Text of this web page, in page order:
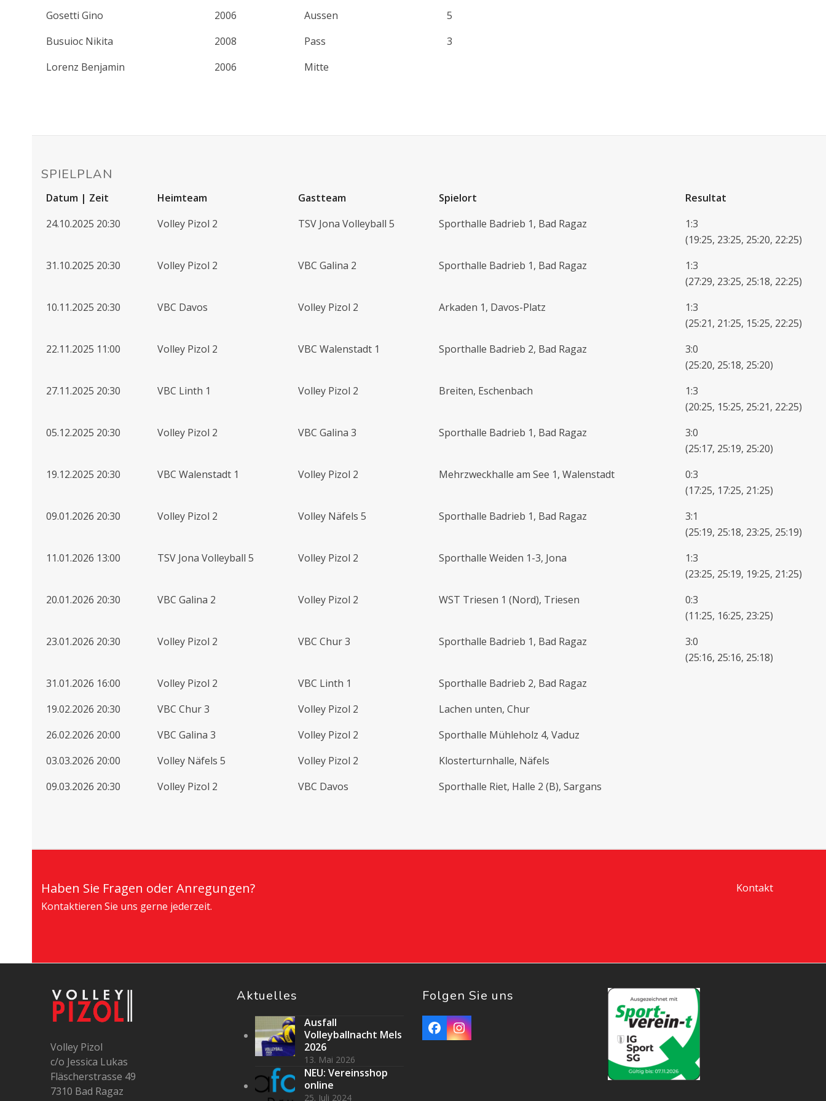
Gosetti Gino
2006 Aussen
5
Busuioc Nikita
2008 Pass
3
Lorenz Benjamin
2006 Mitte
SPIELPLAN
Datum | Zeit Heimteam Gastteam Spielort
Resultat
24.10.2025 20:30
Volley Pizol 2 TSV Jona Volleyball 5 Sporthalle Badrieb 1, Bad Ragaz
1:3
(19:25, 23:25, 25:20, 22:25)
31.10.2025 20:30
Volley Pizol 2 VBC Galina 2 Sporthalle Badrieb 1, Bad Ragaz
1:3
(27:29, 23:25, 25:18, 22:25)
10.11.2025 20:30
VBC Davos Volley Pizol 2 Arkaden 1, Davos-Platz
1:3
(25:21, 21:25, 15:25, 22:25)
22.11.2025 11:00
Volley Pizol 2 VBC Walenstadt 1 Sporthalle Badrieb 2, Bad Ragaz
3:0
(25:20, 25:18, 25:20)
27.11.2025 20:30
VBC Linth 1 Volley Pizol 2 Breiten, Eschenbach
1:3
(20:25, 15:25, 25:21, 22:25)
05.12.2025 20:30
Volley Pizol 2 VBC Galina 3 Sporthalle Badrieb 1, Bad Ragaz
3:0
(25:17, 25:19, 25:20)
19.12.2025 20:30
VBC Walenstadt 1 Volley Pizol 2 Mehrzweckhalle am See 1, Walenstadt
0:3
(17:25, 17:25, 21:25)
09.01.2026 20:30
Volley Pizol 2 Volley Näfels 5 Sporthalle Badrieb 1, Bad Ragaz
3:1
(25:19, 25:18, 23:25, 25:19)
11.01.2026 13:00
TSV Jona Volleyball 5 Volley Pizol 2 Sporthalle Weiden 1-3, Jona
1:3
(23:25, 25:19, 19:25, 21:25)
20.01.2026 20:30
VBC Galina 2 Volley Pizol 2 WST Triesen 1 (Nord), Triesen
0:3
(11:25, 16:25, 23:25)
23.01.2026 20:30
Volley Pizol 2 VBC Chur 3 Sporthalle Badrieb 1, Bad Ragaz
3:0
(25:16, 25:16, 25:18)
31.01.2026 16:00
Volley Pizol 2 VBC Linth 1
Sporthalle Badrieb 2, Bad Ragaz
19.02.2026 20:30
VBC Chur 3 Volley Pizol 2
Lachen unten, Chur
26.02.2026 20:00
VBC Galina 3 Volley Pizol 2
Sporthalle Mühleholz 4, Vaduz
03.03.2026 20:00
Volley Näfels 5 Volley Pizol 2
Klosterturnhalle, Näfels
09.03.2026 20:30
Volley Pizol 2 VBC Davos Sporthalle Riet, Halle 2 (B), Sargans
Haben Sie Fragen oder Anregungen?
Kontaktieren Sie uns gerne jederzeit.
Kontakt
Volley Pizol
c/o Jessica Lukas
Fläscherstrasse 49
7310 Bad Ragaz
Aktuelles
Ausfall
Volleyballnacht Mels
2026
13. Mai 2026
NEU: Vereinsshop
online
25. Juli 2024
Folgen Sie uns
FacebookInstagram